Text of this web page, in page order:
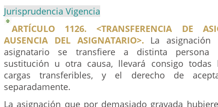
Jurisprudencia Vigencia
ARTÍCULO 1126. <TRANSFERENCIA DE
AUSENCIA DEL ASIGNATARIO>. La
asignatario se transfiere a distinta persona
sustitución u otra causa, llevará consigo todas
cargas transferibles, y el derecho de
separadamente.
La asignación que por demasiado gravada